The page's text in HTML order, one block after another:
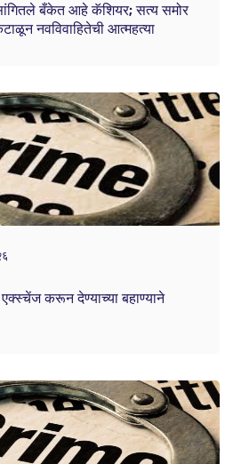
बँकेत आहे कॅशियर; सत्य समोर
नवविवाहितेची आत्महत्या
करून देण्याच्या बहाण्याने